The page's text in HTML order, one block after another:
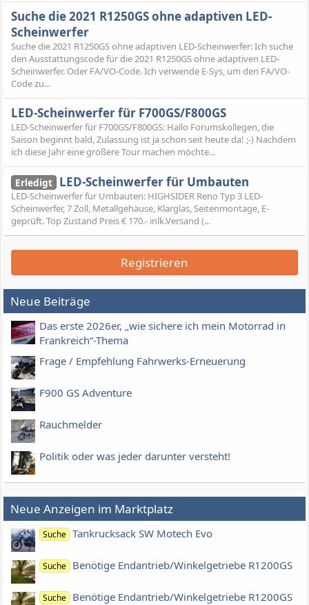
Suche die 2021 R1250GS ohne adaptiven LED-
Scheinwerfer
Suche die 2021 R1250GS ohne adaptiven LED-Scheinwerfer: Ich suche
den Ausstattungscode für die 2021 R1250GS ohne adaptiven LED-
Scheinwerfer. Oder FA/VO-Code. Ich verwende E-Sys, um den FA/VO-
Code zu...
LED-Scheinwerfer für F700GS/F800GS
LED-Scheinwerfer für F700GS/F800GS: Hallo Forumskollegen, die
Saison beginnt bald, Zulassung ist ja schon seit heute da! ;-) Nachdem
ich diese Jahr eine größere Tour machen möchte...
Erledigt LED-Scheinwerfer für Umbauten
LED-Scheinwerfer für Umbauten: HIGHSIDER Reno Typ 3 LED-
Scheinwerfer, 7 Zoll, Metallgehäuse, Klarglas, Seitenmontage, E-
geprüft. Top Zustand Preis € 170.- inlk.Versand (...
Registrieren
Neue Beiträge
Das erste 2026er, „wie sichere ich mein Motorrad in
Frankreich“-Thema
Frage / Empfehlung Fahrwerks-Erneuerung
F900 GS Adventure
Rauchmelder
Politik oder was jeder darunter versteht!
Neue Anzeigen im Marktplatz
Suche Tankrucksack SW Motech Evo
Suche Benötige Endantrieb/Winkelgetriebe R1200GS
Suche Benötige Endantrieb/Winkelgetriebe R1200GS